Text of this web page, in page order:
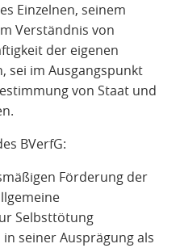
Einzelnen, seinem
Verständnis von
der eigenen
sei im Ausgangspunkt
von Staat und
BVerfG:
Förderung der
Selbsttötung
seiner Ausprägung als